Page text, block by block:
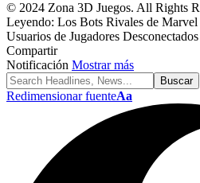
© 2024 Zona 3D Juegos. All Rights
Leyendo: Los Bots Rivales de
Usuarios de Jugadores Desconectados
Compartir
Notificación Mostrar más
Redimensionar fuenteAa